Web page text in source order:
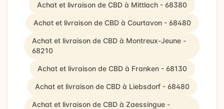
Achat et livraison de CBD à Mittlach - 68380
Achat et livraison de CBD à Courtavon - 68480
Achat et livraison de CBD à Montreux-Jeune -
68210
Achat et livraison de CBD à Franken - 68130
Achat et livraison de CBD à Liebsdorf - 68480
Achat et livraison de CBD à Zaessingue -